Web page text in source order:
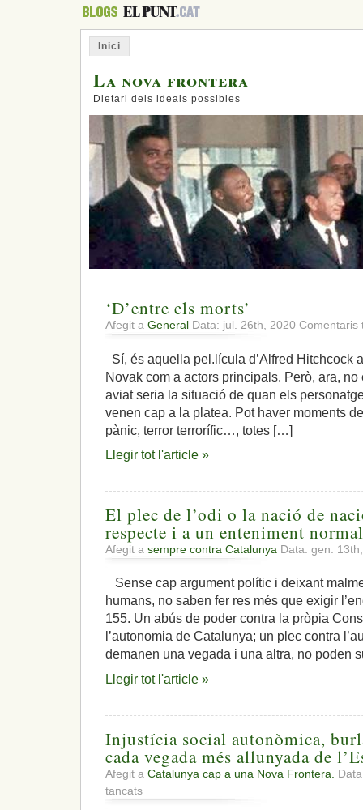
Inici
La nova frontera
Dietari dels ideals possibles
‘D’entre els morts’
Afegit a General Data: jul. 26th, 2020 Comentaris
Sí, és aquella pel.lícula d’Alfred Hitchcock
Novak com a actors principals. Però, ara, no
aviat seria la situació de quan els
venen cap a la platea. Pot haver moments
pànic, terror terrorífic…, totes […]
Llegir tot l'article »
El plec de l’odi o la nació de
respecte i a un enteniment
Afegit a sempre contra Catalunya Data: gen.
Sense cap argument polític i deixant
humans, no saben fer res més que exigir
155. Un abús de poder contra la pròpia
l’autonomia de Catalunya; un plec contra
demanen una vegada i una altra, no poden
Llegir tot l'article »
Injustícia social autonòmica,
cada vegada més allunyada de
Afegit a Catalunya cap a una Nova Frontera.
tancats
Injustícia